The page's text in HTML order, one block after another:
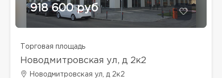
918 600 руб
Торговая площадь
Новодмитровская ул, д 2к2
Новодмитровская ул, д 2к2